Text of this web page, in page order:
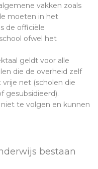
vakken zoals
moeten in het
de officiële
ofwel het
geldt voor alle
die de overheid zelf
net (scholen die
gesubsidieerd).
te volgen en kunnen
bestaan